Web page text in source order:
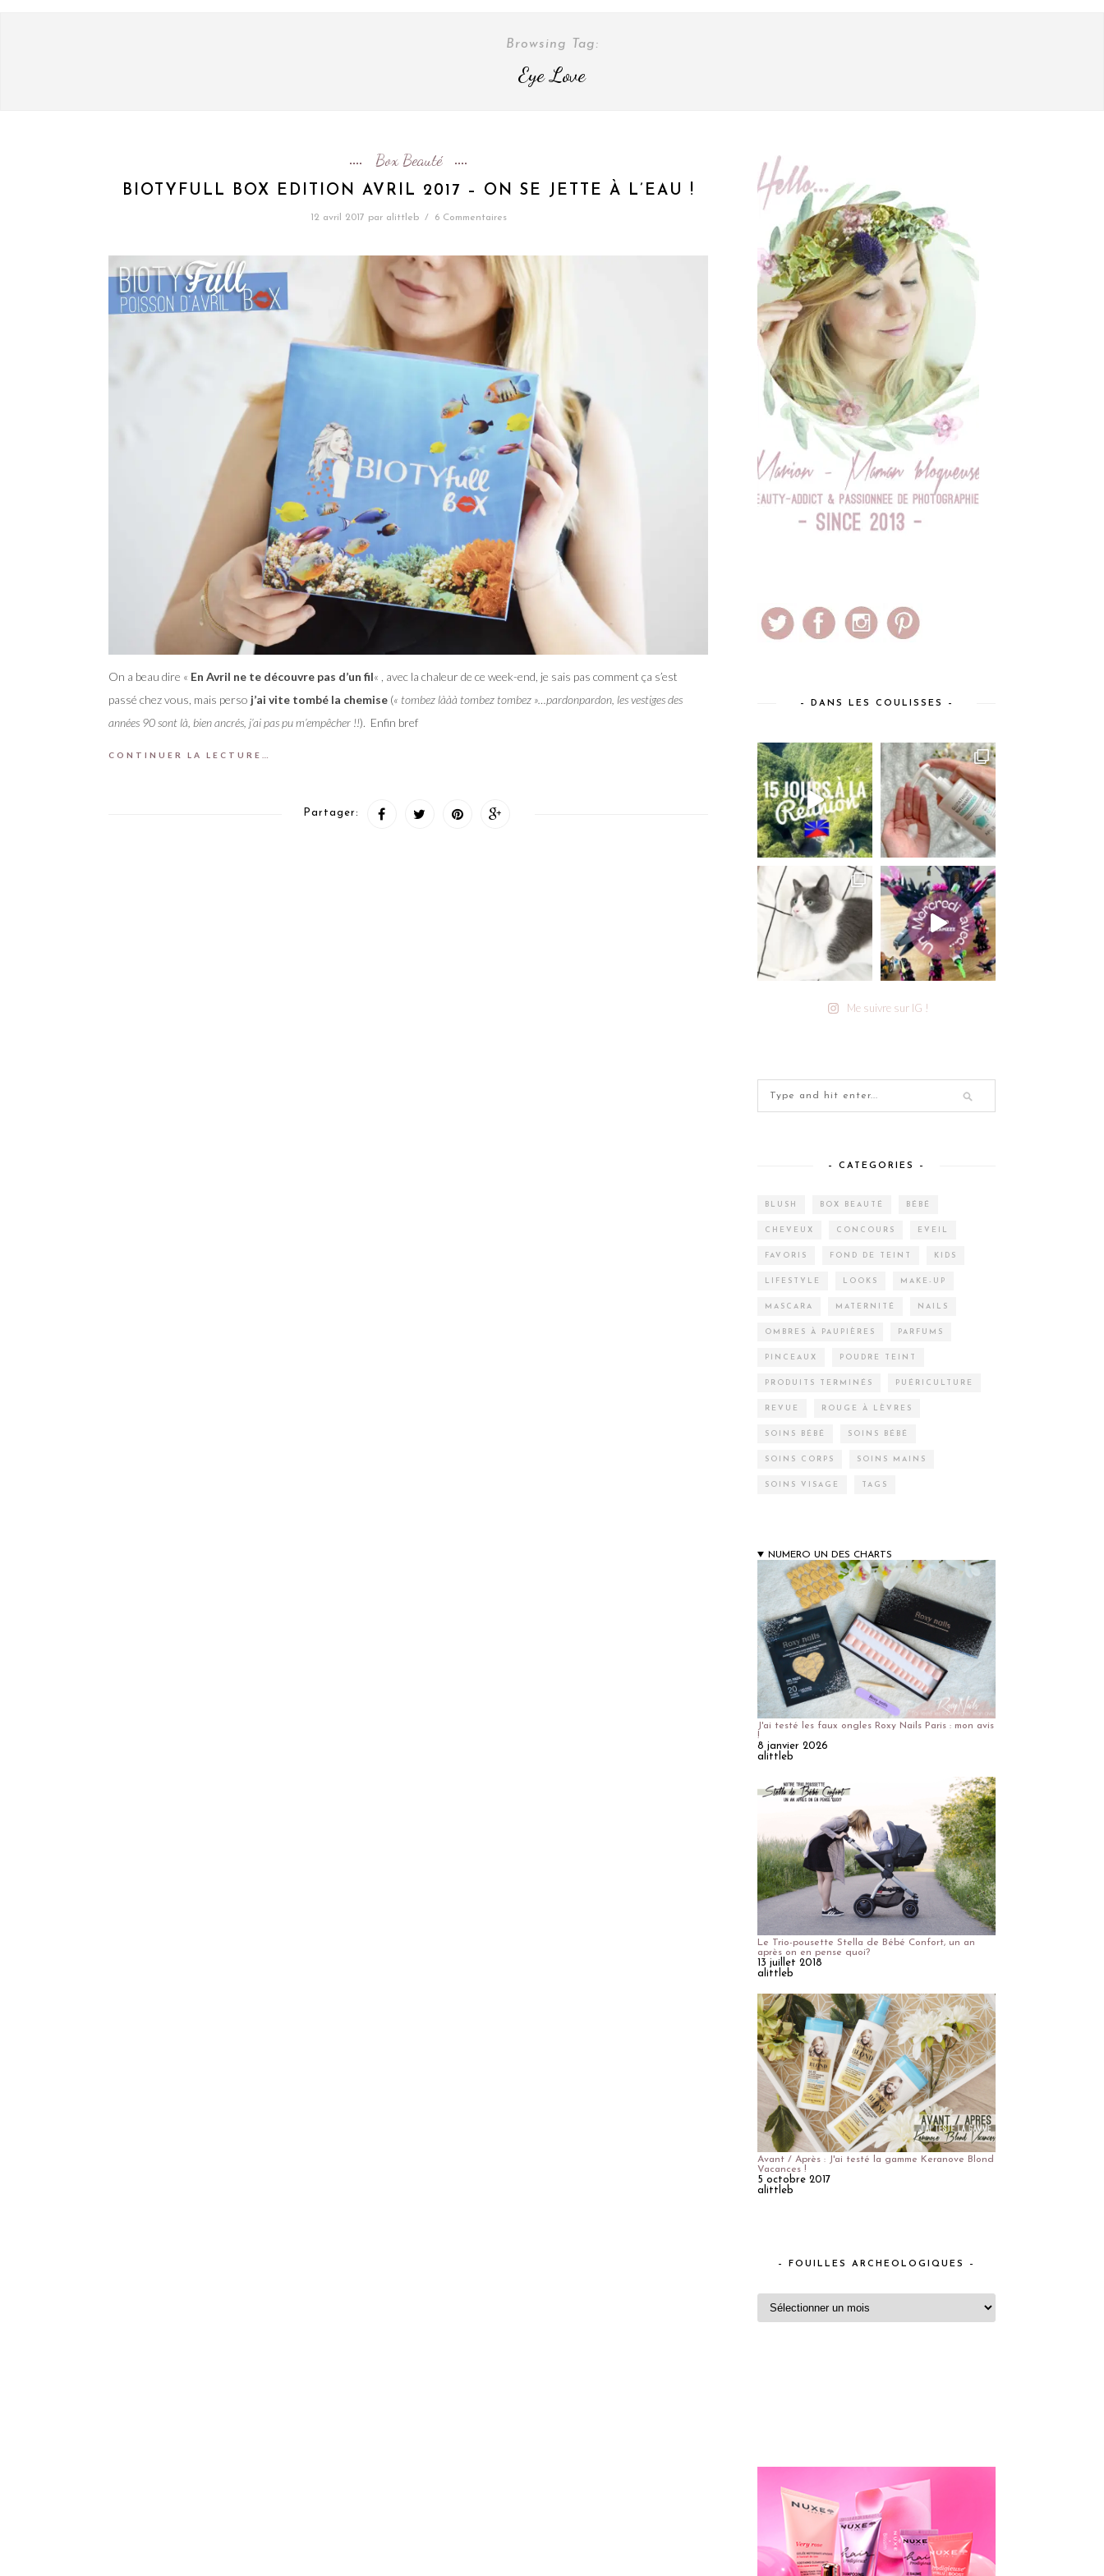
Browsing Tag:
Eye Love
Box Beauté
BIOTYFULL BOX EDITION AVRIL 2017 – ON SE JETTE À L’EAU !
12 avril 2017 par alittleb / 6 Commentaires
On a beau dire « En Avril ne te découvre pas d’un fil« , avec la chaleur de ce week-end, je sais pas comment ça s’est
passé chez vous, mais perso j’ai vite tombé la chemise (« tombez lààà tombez tombez »…pardonpardon, les vestiges des
années 90 sont là, bien ancrés, j’ai pas pu m’empêcher !!). Enfin bref
CONTINUER LA LECTURE…
Partager:
– DANS LES COULISSES –
Me suivre sur IG !
– CATEGORIES –
BLUSH BOX BEAUTÉ BÉBÉ
CHEVEUX CONCOURS EVEIL
FAVORIS FOND DE TEINT KIDS
LIFESTYLE LOOKS MAKE-UP
MASCARA MATERNITÉ NAILS
OMBRES À PAUPIÈRES PARFUMS
PINCEAUX POUDRE TEINT
PRODUITS TERMINÉS PUÉRICULTURE
REVUE ROUGE À LÈVRES
SOINS BÉBÉ SOINS BÉBÉ
SOINS CORPS SOINS MAINS
SOINS VISAGE TAGS
NUMERO UN DES CHARTS
J'ai testé les faux ongles Roxy Nails Paris : mon avis
!
8 janvier 2026
alittleb
Le Trio-pousette Stella de Bébé Confort, un an
après on en pense quoi?
13 juillet 2018
alittleb
Avant / Après : J'ai testé la gamme Keranove Blond
Vacances !
5 octobre 2017
alittleb
– FOUILLES ARCHEOLOGIQUES –